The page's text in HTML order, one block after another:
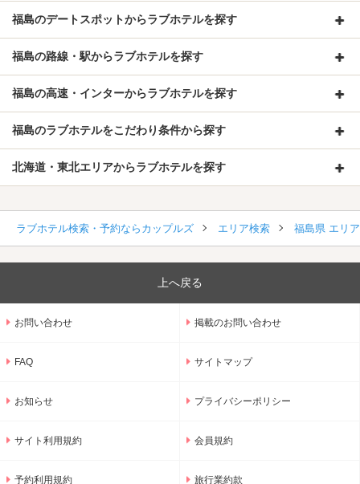
福島のデートスポットからラブホテルを探す
福島の路線・駅からラブホテルを探す
福島の高速・インターからラブホテルを探す
福島のラブホテルをこだわり条件から探す
北海道・東北エリアからラブホテルを探す
ラブホテル検索・予約ならカップルズ エリア検索 福島県 エリ
上へ戻る
お問い合わせ 掲載のお問い合わせ
FAQ サイトマップ
お知らせ プライバシーポリシー
サイト利用規約 会員規約
予約利用規約 旅行業約款